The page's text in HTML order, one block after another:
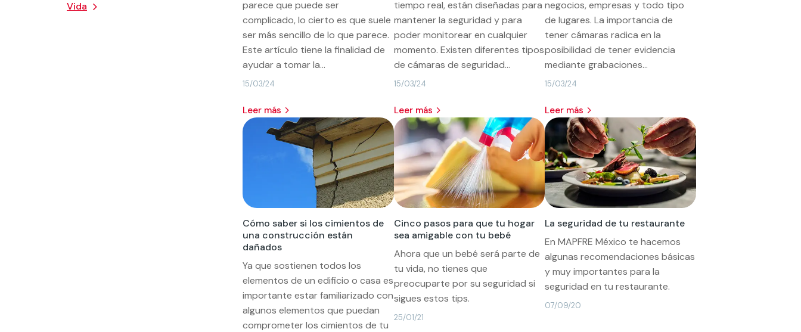
Vida
15/03/24
parece que puede ser
complicado, lo cierto es que suele
ser más sencillo de lo que parece.
Este artículo tiene la finalidad de
ayudar a tomar la...
leer más
15/03/24
tiempo real, están diseñadas para
mantener la seguridad y para
poder monitorear en cualquier
momento. Existen diferentes tipos
de cámaras de seguridad...
leer más
15/03/24
negocios, empresas y todo tipo
de lugares. La importancia de
tener cámaras radica en la
posibilidad de tener evidencia
mediante grabaciones...
leer más
Cómo saber si los cimientos de
una construcción están
dañados
Ya que sostienen todos los
elementos de un edificio o casa es
importante estar familiarizado con
algunos elementos que puedan
comprometer los cimientos de tu
Cinco pasos para que tu hogar
sea amigable con tu bebé
25/01/21
Ahora que un bebé será parte de
tu vida, no tienes que
preocuparte por su seguridad si
sigues estos tips.
La seguridad de tu restaurante
07/09/20
En MAPFRE México te hacemos
algunas recomendaciones básicas
y muy importantes para la
seguridad en tu restaurante.